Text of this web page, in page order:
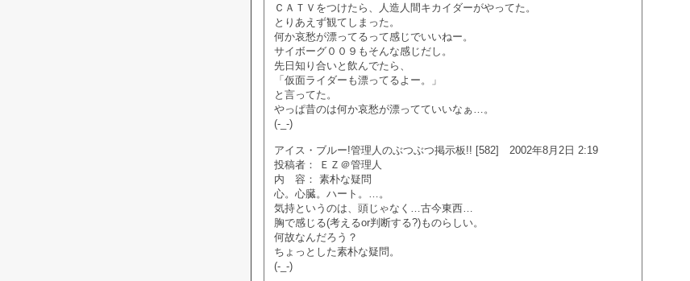
ＣＡＴＶをつけたら、人造人間キカイダーがやってた。
とりあえず観てしまった。
何か哀愁が漂ってるって感じでいいねー。
サイボーグ００９もそんな感じだし。
先日知り合いと飲んでたら、
「仮面ライダーも漂ってるよー。」
と言ってた。
やっぱ昔のは何か哀愁が漂ってていいなぁ…。
(-_-)
アイス・ブルー!管理人のぶつぶつ掲示板!! [582] 2002年8月2日 2:19
投稿者： ＥＺ＠管理人
内 容： 素朴な疑問
心。心臓。ハート。…。
気持というのは、頭じゃなく…古今東西…
胸で感じる(考えるor判断する?)ものらしい。
何故なんだろう？
ちょっとした素朴な疑問。
(-_-)